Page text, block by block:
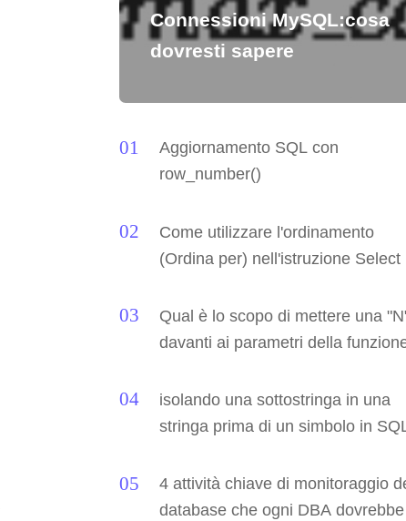
Connessioni MySQL:cosa
dovresti sapere
Aggiornamento SQL con
row_number()
Come utilizzare l'ordinamento
(Ordina per) nell'istruzione Select
Server / TSQL Parte 109
Qual è lo scopo di mettere una
davanti ai parametri della
isolando una sottostringa in una
stringa prima di un simbolo in
4 attività chiave di monitoraggio
database che ogni DBA dovrebbe